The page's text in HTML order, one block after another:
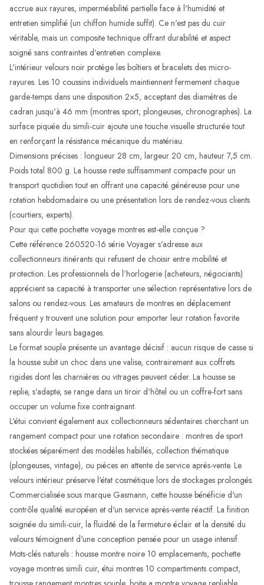
accrue aux rayures, imperméabilité partielle face à l'humidité et
entretien simplifié (un chiffon humide suffit). Ce n'est pas du cuir
véritable, mais un composite technique offrant durabilité et aspect
soigné sans contraintes d'entretien complexe.
L'intérieur velours noir protège les boîtiers et bracelets des micro-
rayures. Les 10 coussins individuels maintiennent fermement chaque
garde-temps dans une disposition 2×5, acceptant des diamètres de
cadran jusqu'à 46 mm (montres sport, plongeuses, chronographes). La
surface piquée du simili-cuir ajoute une touche visuelle structurée tout
en renforçant la résistance mécanique du matériau.
Dimensions précises : longueur 28 cm, largeur 20 cm, hauteur 7,5 cm.
Poids total 800 g. La housse reste suffisamment compacte pour un
transport quotidien tout en offrant une capacité généreuse pour une
rotation hebdomadaire ou une présentation lors de rendez-vous clients
(courtiers, experts).
Pour qui cette pochette voyage montres est-elle conçue ?
Cette référence 260520-16 série Voyager s'adresse aux
collectionneurs itinérants qui refusent de choisir entre mobilité et
protection. Les professionnels de l'horlogerie (acheteurs, négociants)
apprécient sa capacité à transporter une sélection représentative lors de
salons ou rendez-vous. Les amateurs de montres en déplacement
fréquent y trouvent une solution pour emporter leur rotation favorite
sans alourdir leurs bagages.
Le format souple présente un avantage décisif : aucun risque de casse si
la housse subit un choc dans une valise, contrairement aux coffrets
rigides dont les charnières ou vitrages peuvent céder. La housse se
replie, s'adapte, se range dans un tiroir d'hôtel ou un coffre-fort sans
occuper un volume fixe contraignant.
L'étui convient également aux collectionneurs sédentaires cherchant un
rangement compact pour une rotation secondaire : montres de sport
stockées séparément des modèles habillés, collection thématique
(plongeuses, vintage), ou pièces en attente de service après-vente. Le
velours intérieur préserve l'état cosmétique lors de stockages prolongés.
Commercialisée sous marque Gasmann, cette housse bénéficie d'un
contrôle qualité européen et d'un service après-vente réactif. La finition
soignée du simili-cuir, la fluidité de la fermeture éclair et la densité du
velours témoignent d'une conception pensée pour un usage intensif.
Mots-clés naturels : housse montre noire 10 emplacements, pochette
voyage montres simili cuir, étui montres 10 compartiments compact,